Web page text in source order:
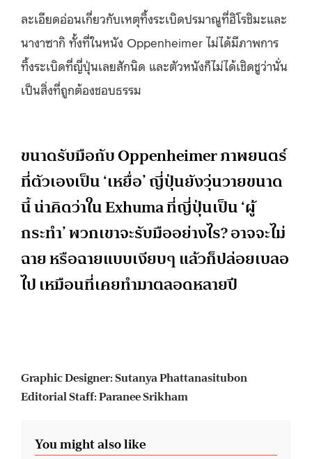
ละเอียดอ่อนเกี่ยวกับเหตุทิ้งระเบิดปรมาณูที่ฮิโรชิมะและ
นางาซากิ ทั้งที่ในหนัง Oppenheimer ไม่ได้มีภาพการ
ทิ้งระเบิดที่ญี่ปุ่นเลยสักนิด และตัวหนังก็ไม่ได้เชิดชูว่านั่น
เป็นสิ่งที่ถูกต้องชอบธรรม
ขนาดรับมือกับ Oppenheimer ภาพยนตร์
ที่ตัวเองเป็น ‘เหยื่อ’ ญี่ปุ่นยังวุ่นวายขนาด
นี้ น่าคิดว่าใน Exhuma ที่ญี่ปุ่นเป็น ‘ผู้
กระทำ’ พวกเขาจะรับมืออย่างไร? อาจจะไม่
ฉาย หรือฉายแบบเงียบๆ แล้วก็ปล่อยเบลอ
ไป เหมือนที่เคยทำมาตลอดหลายปี
Graphic Designer: Sutanya Phattanasitubon
Editorial Staff: Paranee Srikham
You might also like